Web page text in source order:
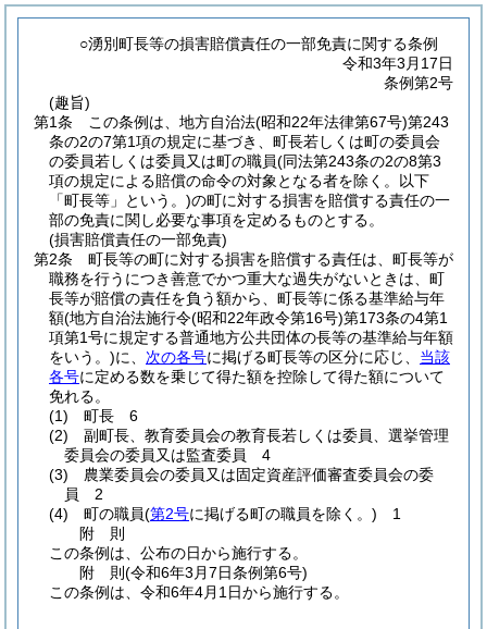
○湧別町長等の損害賠償責任の一部免責に関する条例
令和3年3月17日
条例第2号
(趣旨)
第1条
この条例は、地方自治法(昭和22年法律第67号)第243
条の2の7第1項の規定に基づき、町長若しくは町の委員会
の委員若しくは委員又は町の職員(同法第243条の2の8第3
項の規定による賠償の命令の対象となる者を除く。以下
「町長等」という。)の町に対する損害を賠償する責任の一
部の免責に関し必要な事項を定めるものとする。
(損害賠償責任の一部免責)
第2条
町長等の町に対する損害を賠償する責任は、町長等が
職務を行うにつき善意でかつ重大な過失がないときは、町
長等が賠償の責任を負う額から、町長等に係る基準給与年
額(地方自治法施行令(昭和22年政令第16号)第173条の4第1
項第1号に規定する普通地方公共団体の長等の基準給与年額
をいう。)に、 次の各号に掲げる町長等の区分に応じ、 当該
各号に定める数を乗じて得た額を控除して得た額について
免れる。
(1)
町長 6
(2)
副町長、教育委員会の教育長若しくは委員、選挙管理
委員会の委員又は監査委員 4
(3)
農業委員会の委員又は固定資産評価審査委員会の委
員 2
(4)
町の職員(第2号に掲げる町の職員を除く。) 1
附 則
この条例は、公布の日から施行する。
附 則(令和6年3月7日条例第6号)
この条例は、令和6年4月1日から施行する。